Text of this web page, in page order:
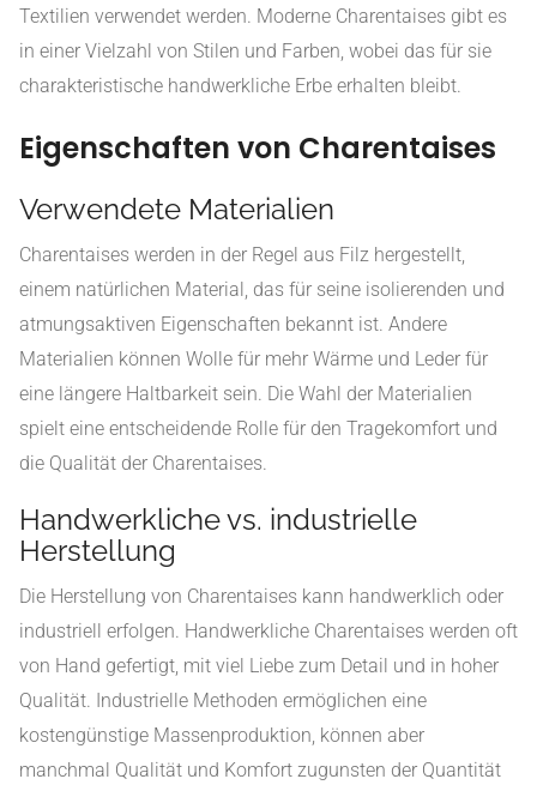
Textilien verwendet werden. Moderne Charentaises gibt es
in einer Vielzahl von Stilen und Farben, wobei das für sie
charakteristische handwerkliche Erbe erhalten bleibt.
Eigenschaften von Charentaises
Verwendete Materialien
Charentaises werden in der Regel aus Filz hergestellt,
einem natürlichen Material, das für seine isolierenden und
atmungsaktiven Eigenschaften bekannt ist. Andere
Materialien können Wolle für mehr Wärme und Leder für
eine längere Haltbarkeit sein. Die Wahl der Materialien
spielt eine entscheidende Rolle für den Tragekomfort und
die Qualität der Charentaises.
Handwerkliche vs. industrielle
Herstellung
Die Herstellung von Charentaises kann handwerklich oder
industriell erfolgen. Handwerkliche Charentaises werden oft
von Hand gefertigt, mit viel Liebe zum Detail und in hoher
Qualität. Industrielle Methoden ermöglichen eine
kostengünstige Massenproduktion, können aber
manchmal Qualität und Komfort zugunsten der Quantität